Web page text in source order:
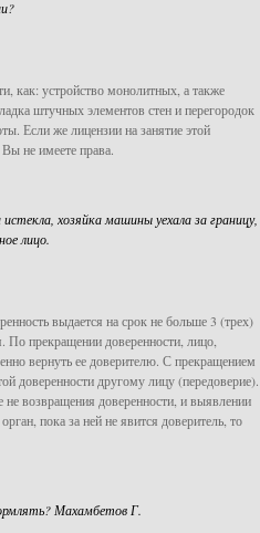
как: устройство монолитных, а также
штучных элементов стен и перегородок
Если же лицензии на занятие этой
не имеете права.
хозяйка машины уехала за границу,
лицо.
выдается на срок не больше 3 (трех)
По прекращении доверенности, лицо,
вернуть ее доверителю. С прекращением
доверенности другому лицу (передоверие).
возвращения доверенности, и выявлении
пока за ней не явится доверитель, то
Махамбетов Г.